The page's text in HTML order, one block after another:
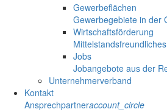
Gewerbeflächen
Gewerbegebiete in der
Wirtschaftsförderung
Jobs
Jobangebote aus der
Unternehmerverband
Kontakt
Ansprechpartneraccount_circle